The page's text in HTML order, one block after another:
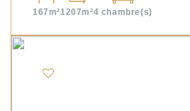
167m²1207m²4 chambre(s)